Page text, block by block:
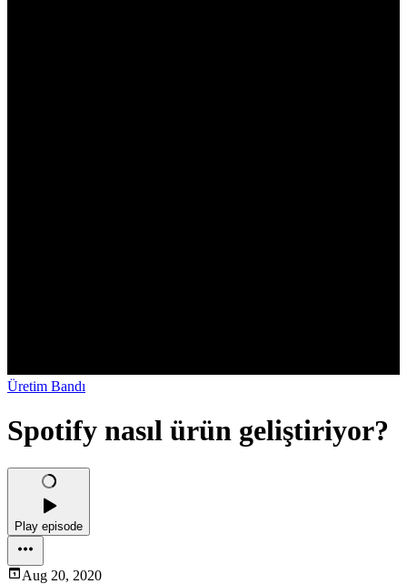
Üretim Bandı
Spotify nasıl ürün geliştiriyor?
Play episode
Aug 20, 2020